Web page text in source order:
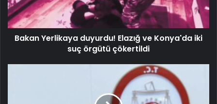
Bakan Yerlikaya duyurdu! Elazığ ve Konya'da iki
suç örgütü çökertildi